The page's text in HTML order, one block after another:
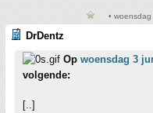
•
DrDentz
Op woensdag 3
volgende:
[..]